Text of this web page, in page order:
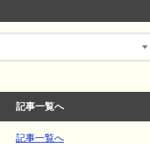
記事一覧へ
記事一覧へ